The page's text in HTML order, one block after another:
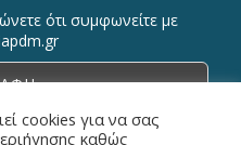
ότι συμφωνείτε με
cookies για να σας
καθώς